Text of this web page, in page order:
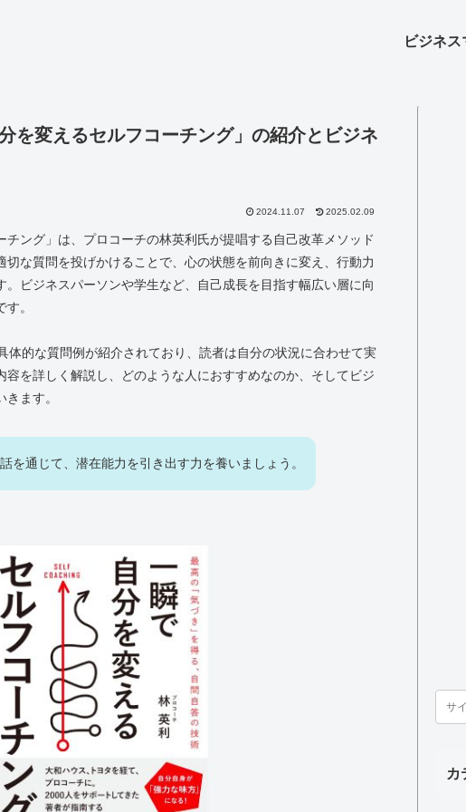
ビジネ
を変えるセルフコーチング」の紹介とビジネ
2024.11.07 2025.02.09
チング」は、プロコーチの林英利氏が提唱する自己改革メソッド
切な質問を投げかけることで、心の状態を前向きに変え、行動力
。ビジネスパーソンや学生など、自己成長を目指す幅広い層に向
。
体的な質問例が紹介されており、読者は自分の状況に合わせて実
容を詳しく解説し、どのような人におすすめなのか、そしてビジ
ます。
を通じて、潜在能力を引き出す力を養いましょう。
カ